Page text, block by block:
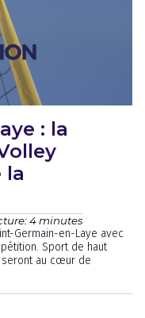
: la
la
4 minutes
Germain-en-Laye avec
Sport de haut
seront au cœur de